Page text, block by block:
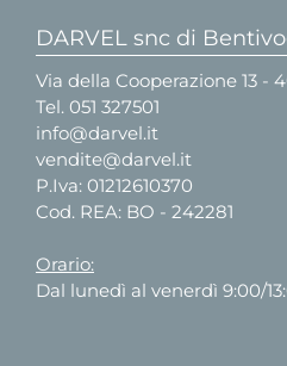
DARVEL snc di
Via della Cooperazione 13 -
Tel. 051 327501
info@darvel.it
vendite@darvel.it
P.Iva: 01212610370
Cod. REA: BO - 242281
Orario:
Dal lunedì al venerdì 9:00/